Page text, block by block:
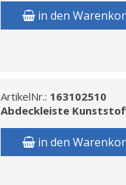
in den
ArtikelNr.: 163102510
Abdeckleiste
in den